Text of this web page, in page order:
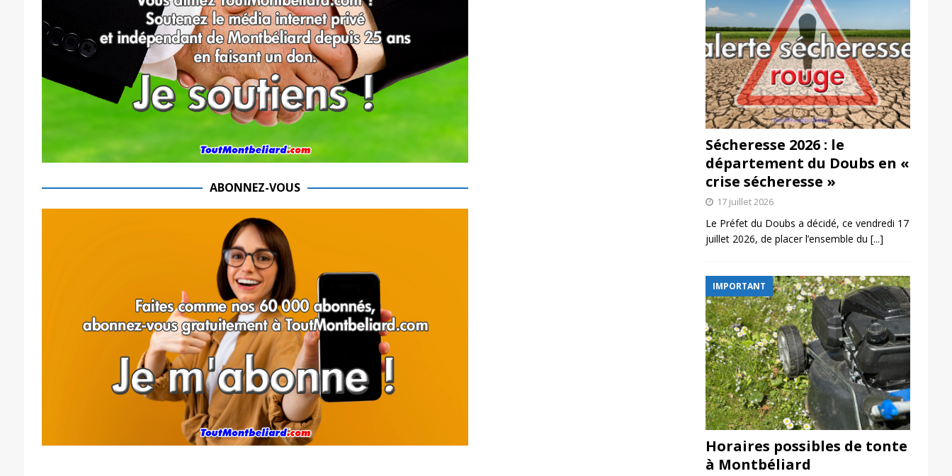
ABONNEZ-VOUS
Sécheresse 2026 : le
département du Doubs en «
crise sécheresse »
17 juillet 2026
Le Préfet du Doubs a décidé, ce vendredi 17
juillet 2026, de placer l’ensemble du [...]
IMPORTANT
Horaires possibles de tonte
à Montbéliard